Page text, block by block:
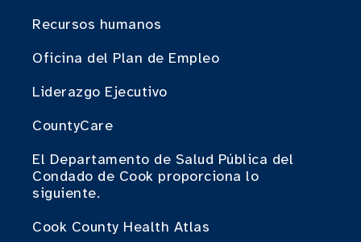
Recursos humanos
Oficina del Plan de Empleo
Liderazgo Ejecutivo
CountyCare
El Departamento de Salud Pública del
Condado de Cook proporciona lo
siguiente.
Cook County Health Atlas